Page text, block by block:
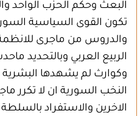
البعث وحكم الحزب الواحد
تكون القوى السياسية
والدروس من ماجرى للانظمة
الربيع العربي وبالتحديد
وكوارث لم يشهدها
النخب السورية ان لا تكرر
الاخرين والاستفراد